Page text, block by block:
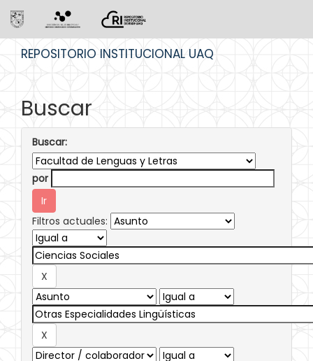
REPOSITORIO INSTITUCIONAL UAQ
Buscar
Buscar:
por
Filtros actuales: